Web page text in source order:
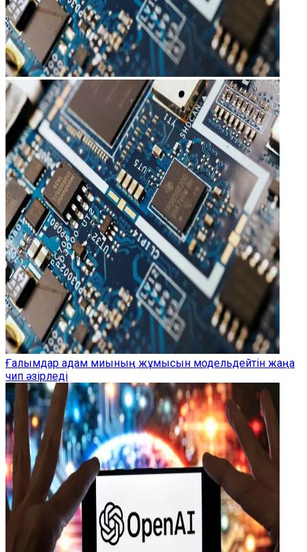
Ғалымдар адам миының жұмысын модельдейтін жаңа
чип әзірледі